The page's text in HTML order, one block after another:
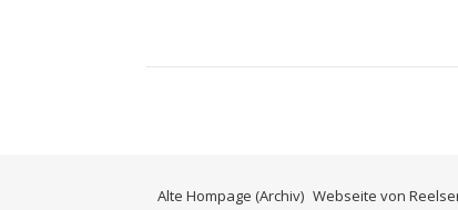
Alte Hompage (Archiv) Webseite von